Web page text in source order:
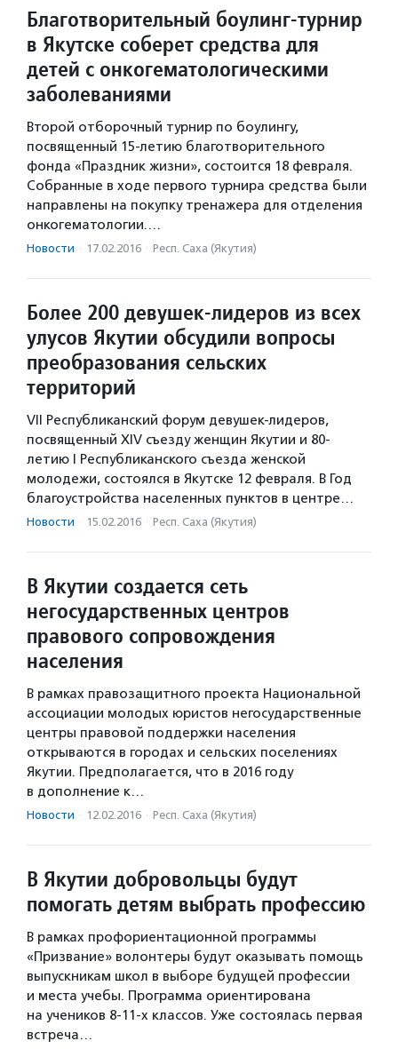
Благотворительный боулинг-турнир
в Якутске соберет средства для
детей с онкогематологическими
заболеваниями
Второй отборочный турнир по боулингу,
посвященный 15-летию благотворительного
фонда «Праздник жизни», состоится 18 февраля.
Собранные в ходе первого турнира средства были
направлены на покупку тренажера для отделения
онкогематологии.…
Новости · 17.02.2016 · Респ. Саха (Якутия)
Более 200 девушек-лидеров из всех
улусов Якутии обсудили вопросы
преобразования сельских
территорий
VII Республиканский форум девушек-лидеров,
посвященный XIV съезду женщин Якутии и 80-
летию I Республиканского съезда женской
молодежи, состоялся в Якутске 12 февраля. В Год
благоустройства населенных пунктов в центре…
Новости · 15.02.2016 · Респ. Саха (Якутия)
В Якутии создается сеть
негосударственных центров
правового сопровождения
населения
В рамках правозащитного проекта Национальной
ассоциации молодых юристов негосударственные
центры правовой поддержки населения
открываются в городах и сельских поселениях
Якутии. Предполагается, что в 2016 году
в дополнение к…
Новости · 12.02.2016 · Респ. Саха (Якутия)
В Якутии добровольцы будут
помогать детям выбрать профессию
В рамках профориентационной программы
«Призвание» волонтеры будут оказывать помощь
выпускникам школ в выборе будущей профессии
и места учебы. Программа ориентирована
на учеников 8-11-х классов. Уже состоялась первая
встреча…